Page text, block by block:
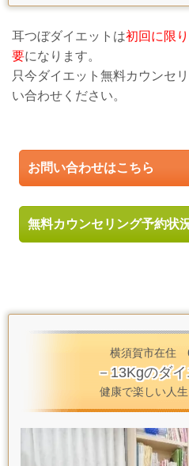
耳つぼダイエットは初回に限
要になります。
只今ダイエット無料カウンセ
い合わせください。
お問い合わせはこちら
無料カウンセリング予約状
横須賀市在住
－13Kgのダ
健康で楽しい人